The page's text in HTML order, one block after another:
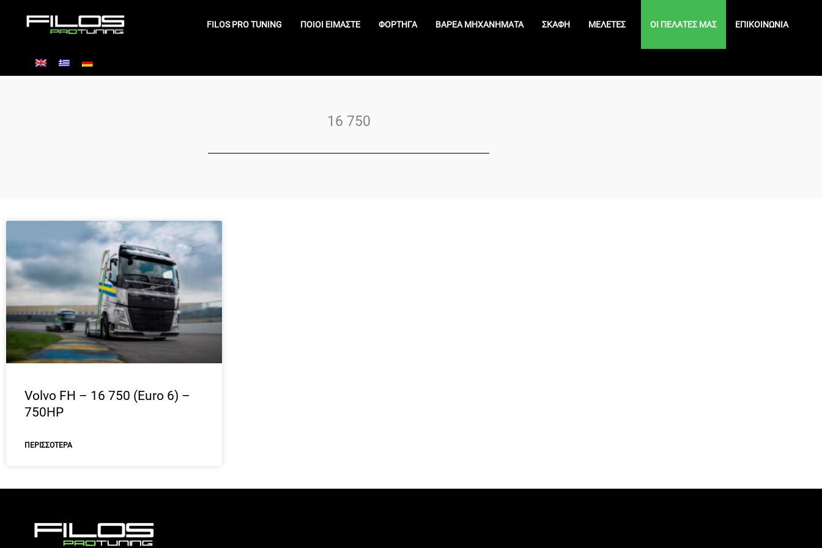
FILOS PRO TUNING ΠΟΙΟΊ ΕΊΜΑΣΤΕ ΦΟΡΤΗΓΆ ΒΑΡΈΑ ΜΗΧΑΝΉΜΑΤΑ ΣΚΆΦΗ ΜΕΛΈΤΕΣ ΟΙ ΠΕΛΆΤΕΣ ΜΑΣ ΕΠΙΚΟΙΝΩΝΊΑ
16 750
Volvo FH – 16 750 (Euro 6) –
750HP
ΠΕΡΙΣΣΌΤΕΡΑ